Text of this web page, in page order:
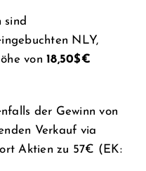
sind
NLY,
von18,50$€
der Gewinn von
Verkauf via
Aktien zu 57€ (EK: